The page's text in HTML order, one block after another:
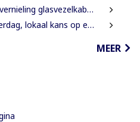
maskers en kabelknipper gevonden
lokaal kans op een bui
MEER